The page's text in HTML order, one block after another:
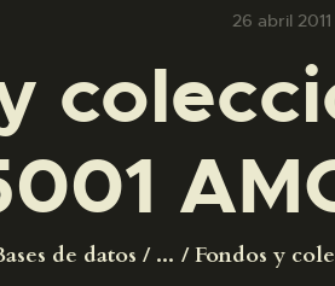
26 abril 2011
de datos ... Fondos y
COLECCIONES
DIDÁCTICA
ESPAÑOL